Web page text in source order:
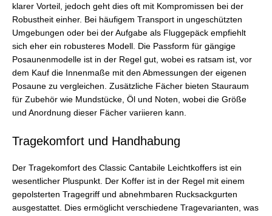
klarer Vorteil, jedoch geht dies oft mit Kompromissen bei der
Robustheit einher. Bei häufigem Transport in ungeschützten
Umgebungen oder bei der Aufgabe als Fluggepäck empfiehlt
sich eher ein robusteres Modell. Die Passform für gängige
Posaunenmodelle ist in der Regel gut, wobei es ratsam ist, vor
dem Kauf die Innenmaße mit den Abmessungen der eigenen
Posaune zu vergleichen. Zusätzliche Fächer bieten Stauraum
für Zubehör wie Mundstücke, Öl und Noten, wobei die Größe
und Anordnung dieser Fächer variieren kann.
Tragekomfort und Handhabung
Der Tragekomfort des Classic Cantabile Leichtkoffers ist ein
wesentlicher Pluspunkt. Der Koffer ist in der Regel mit einem
gepolsterten Tragegriff und abnehmbaren Rucksackgurten
ausgestattet. Dies ermöglicht verschiedene Tragevarianten, was